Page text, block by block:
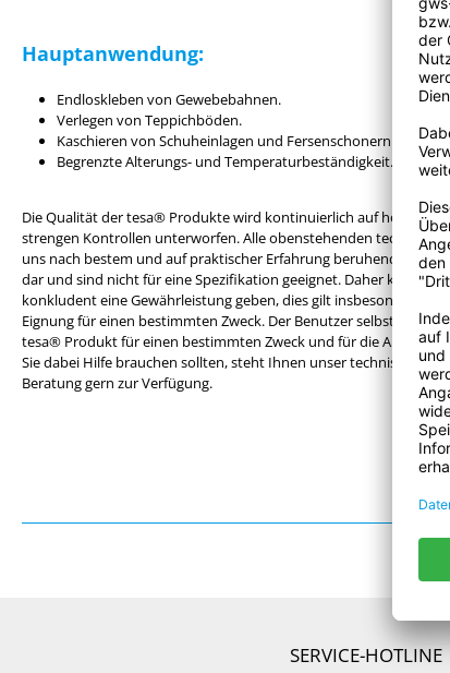
Hauptanwendung:
Endloskleben von Gewebebahnen.
Verlegen von Teppichböden.
Kaschieren von Schuheinlagen und Fersenschonern.
Begrenzte Alterungs- und Temperaturbeständigkeit.
Die Qualität der tesa® Produkte wird kontinuierlich auf
strengen Kontrollen unterworfen. Alle obenstehenden
uns nach bestem und auf praktischer Erfahrung beruhendem
dar und sind nicht für eine Spezifikation geeignet. Daher kann die
konkludent eine Gewährleistung geben, dies gilt insbesondere
Eignung für einen bestimmten Zweck. Der Benutzer selbst ist für
tesa® Produkt für einen bestimmten Zweck und für die
Sie dabei Hilfe brauchen sollten, steht Ihnen unser technisches
Beratung gern zur Verfügung.
SERVICE-HOTLINE